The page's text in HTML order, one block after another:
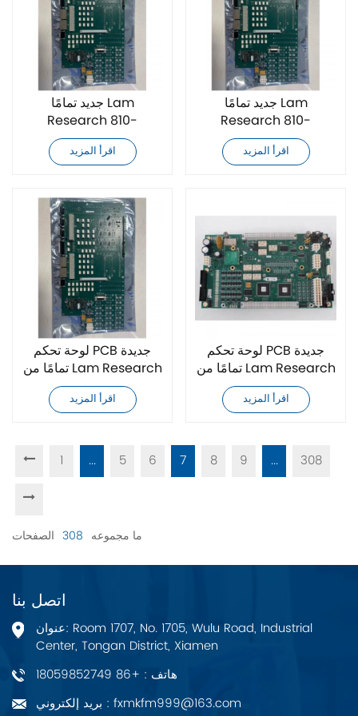
جديد تمامًا Lam
Research 810-
073479-003 لوحة تحكم
PCB
اقرأ المزيد
جديد تمامًا Lam
Research 810-
073479-205 لوحة تحكم
PCB
اقرأ المزيد
لوحة تحكم PCB جديدة
تمامًا من Lam Research
810-073479-005
اقرأ المزيد
لوحة تحكم PCB جديدة
تمامًا من Lam Research
810-028295-171
اقرأ المزيد
1 ... 5 6 7 8 9 ... 308
ما مجموعه 308 الصفحات
اتصل بنا
عنوان: Room 1707, No. 1705, Wulu Road, Industrial
Center, Tongan District, Xiamen
هاتف : +86 18059852749
بريد إلكتروني : fxmkfm999@163.com